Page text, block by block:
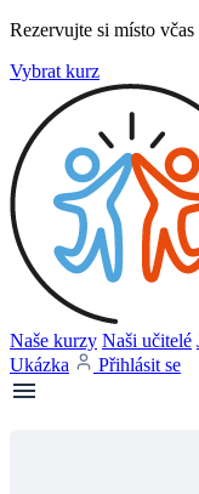
Rezervujte si místo
Vybrat kurz
Naše kurzy Naši učitelé
Ukázka
Přihlásit se